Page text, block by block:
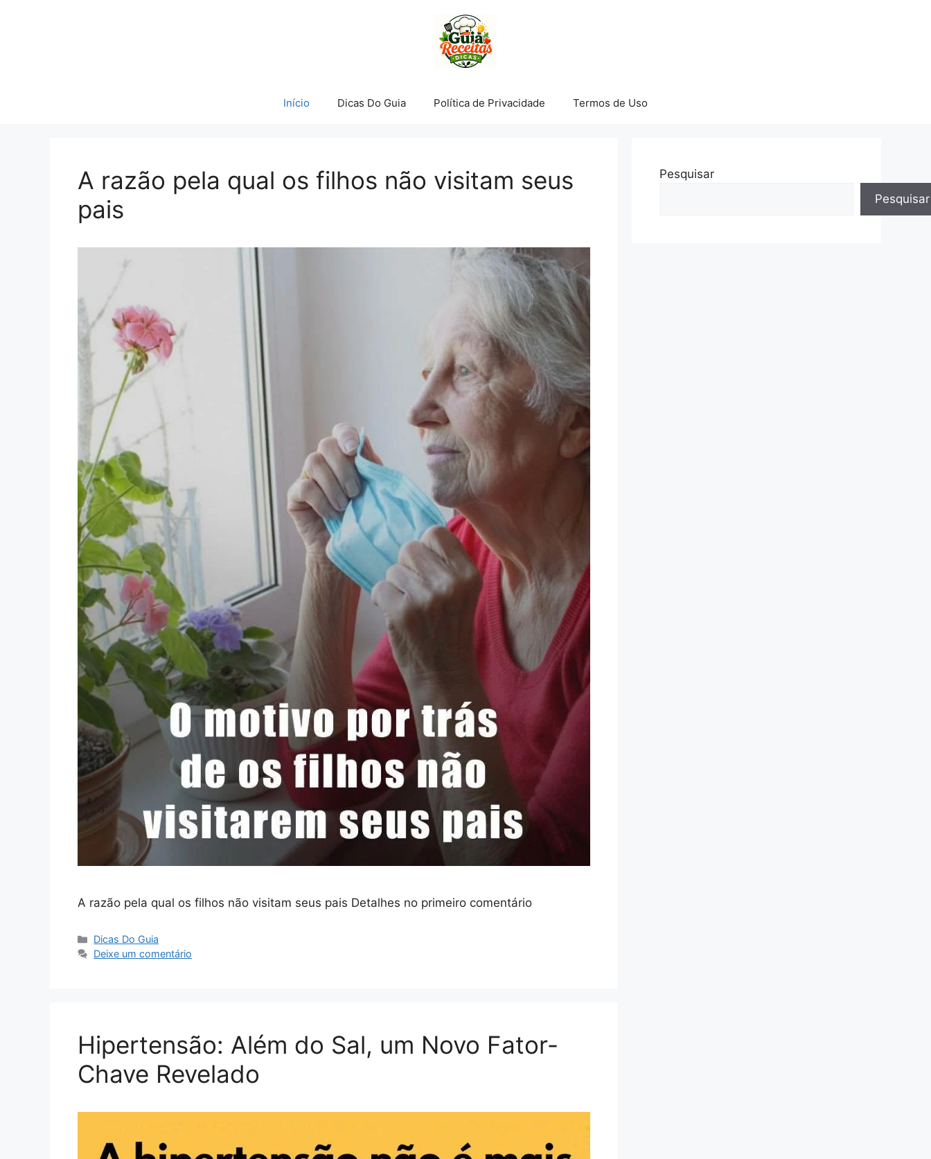
Início Dicas Do Guia Política de Privacidade Termos de Uso
A razão pela qual os filhos não visitam seus
pais
A razão pela qual os filhos não visitam seus pais Detalhes no primeiro comentário
Categorias
Dicas Do Guia
Deixe um comentário
Hipertensão: Além do Sal, um Novo Fator-
Chave Revelado
Pesquisar
Pesquisar